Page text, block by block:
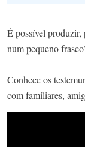
É possível produzir,
num pequeno
Conhece os
com familiares,